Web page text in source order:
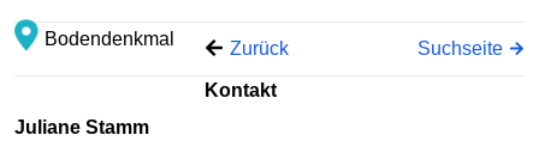
Bodendenkmal Zurück Suchseite
Kontakt
Juliane Stamm